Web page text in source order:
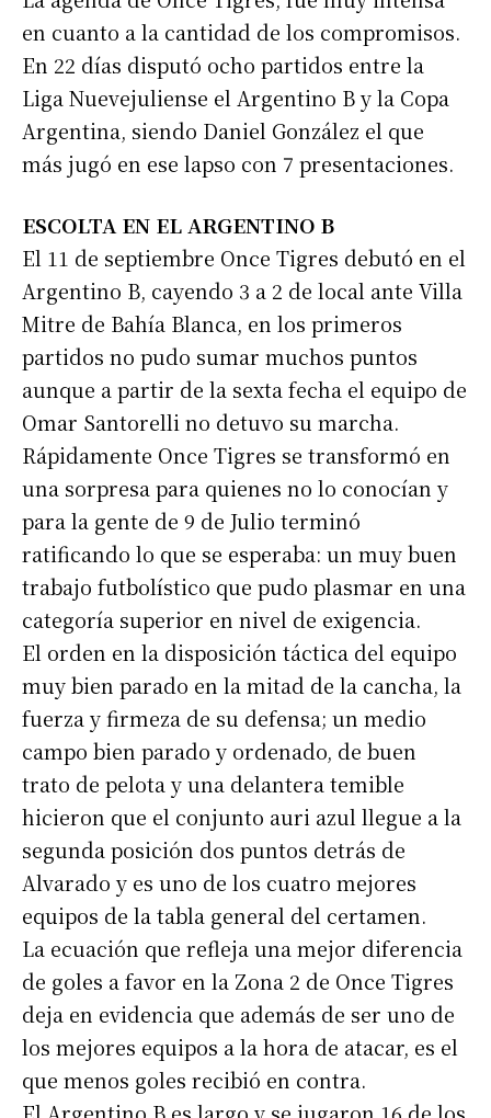
en cuanto a la cantidad de los compromisos.
En 22 días disputó ocho partidos entre la
Liga Nuevejuliense el Argentino B y la Copa
Argentina, siendo Daniel González el que
más jugó en ese lapso con 7 presentaciones.
ESCOLTA EN EL ARGENTINO B
El 11 de septiembre Once Tigres debutó en el
Argentino B, cayendo 3 a 2 de local ante Villa
Mitre de Bahía Blanca, en los primeros
partidos no pudo sumar muchos puntos
aunque a partir de la sexta fecha el equipo de
Omar Santorelli no detuvo su marcha.
Rápidamente Once Tigres se transformó en
una sorpresa para quienes no lo conocían y
para la gente de 9 de Julio terminó
ratificando lo que se esperaba: un muy buen
trabajo futbolístico que pudo plasmar en una
categoría superior en nivel de exigencia.
El orden en la disposición táctica del equipo
muy bien parado en la mitad de la cancha, la
fuerza y firmeza de su defensa; un medio
campo bien parado y ordenado, de buen
trato de pelota y una delantera temible
hicieron que el conjunto auri azul llegue a la
segunda posición dos puntos detrás de
Alvarado y es uno de los cuatro mejores
equipos de la tabla general del certamen.
La ecuación que refleja una mejor diferencia
de goles a favor en la Zona 2 de Once Tigres
deja en evidencia que además de ser uno de
los mejores equipos a la hora de atacar, es el
que menos goles recibió en contra.